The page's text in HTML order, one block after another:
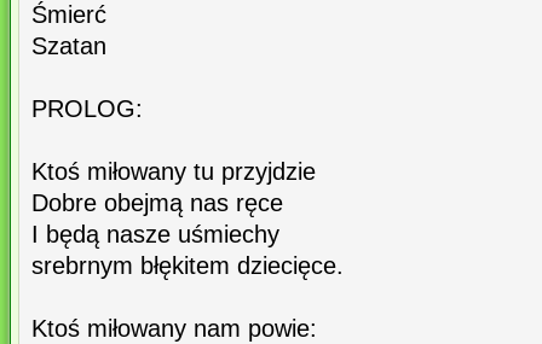
Śmierć
Szatan
PROLOG:
Ktoś miłowany tu przyjdzie
Dobre obejmą nas ręce
I będą nasze uśmiechy
srebrnym błękitem dziecięce.
Ktoś miłowany nam powie: